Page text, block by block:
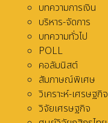
บทความการเงิน
บริหาร-จัดการ
บทความทั่วไป
POLL
คอลัมนิสต์
สัมภาษณ์พิเศษ
วิเคราะห์-เศรษฐกิจ
วิจัยเศรษฐกิจ